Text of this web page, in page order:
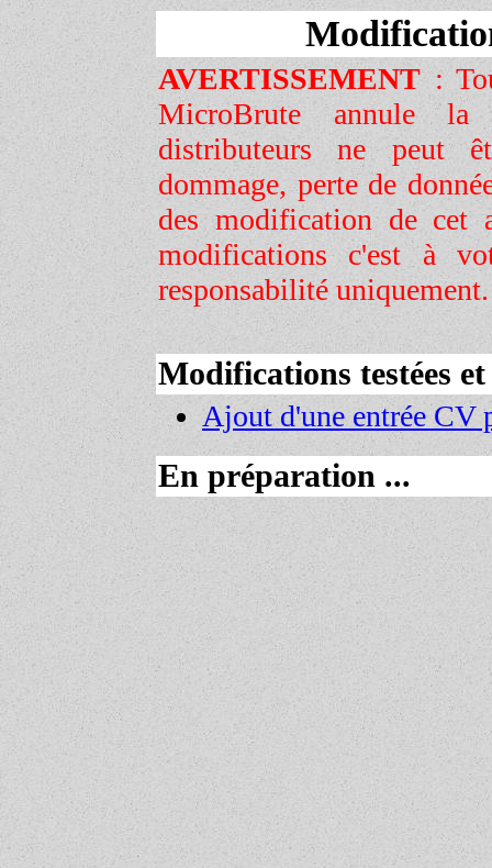
AVERTISSEMENT :
MicroBrute annule la
distributeurs ne peut
dommage, perte de
des modification de cet
modifications c'est à
responsabilité uniquement.
Modifications testées
Ajout d'une entrée CV
En préparation ...